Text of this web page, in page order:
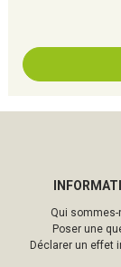
Qui sommes-
Poser une
Déclarer un effet